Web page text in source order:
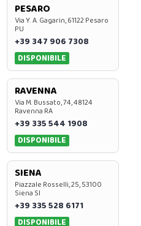
PESARO
Via Y. A. Gagarin, 61122 Pesaro
PU
+39 347 906 7308
DISPONIBILE
RAVENNA
Via M. Bussato, 74, 48124
Ravenna RA
+39 335 544 1908
DISPONIBILE
SIENA
Piazzale Rosselli, 25, 53100
Siena SI
+39 335 528 6171
DISPONIBILE